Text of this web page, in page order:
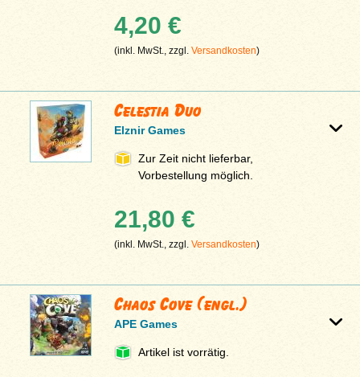
4,20 €
(inkl. MwSt., zzgl.Versandkosten)
Celestia Duo
Elznir Games
Zur Zeit nicht lieferbar,
Vorbestellung möglich.
21,80 €
(inkl. MwSt., zzgl.Versandkosten)
Chaos Cove (engl.)
APE Games
Artikel ist vorrätig.